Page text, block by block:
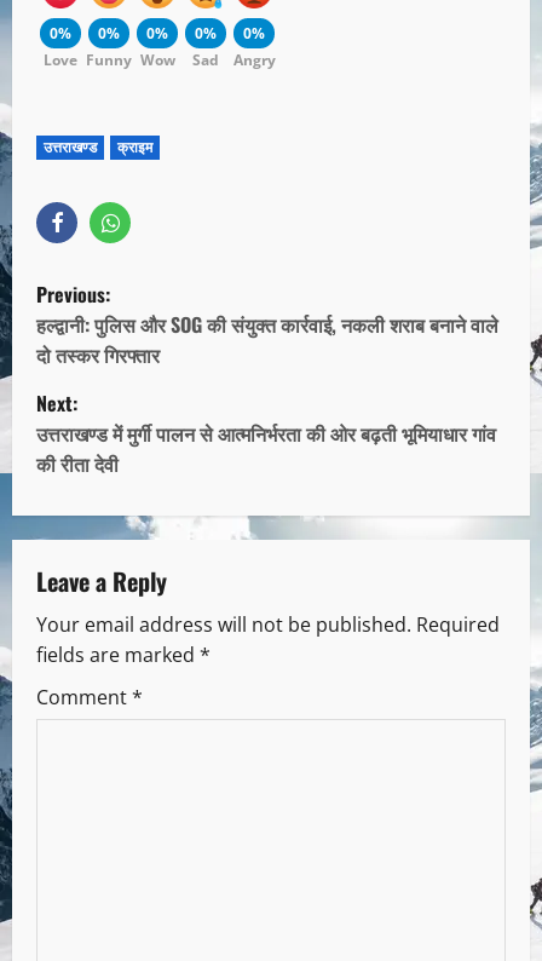
0%
Love
0%
Funny
0%
Wow
0%
Sad
0%
Angry
उत्तराखण्ड क्राइम
Previous:
हल्द्वानी: पुलिस और SOG की संयुक्त कार्रवाई, नकली शराब बनाने वाले
दो तस्कर गिरफ्तार
Next:
उत्तराखण्ड में मुर्गी पालन से आत्मनिर्भरता की ओर बढ़ती भूमियाधार गांव
की रीता देवी
Leave a Reply
Your email address will not be published. Required
fields are marked *
Comment*